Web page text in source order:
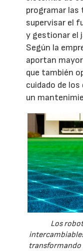
programar
supervisar el
y gestionar el
Según la
aportan
que también
cuidado de
un
Los
transformando